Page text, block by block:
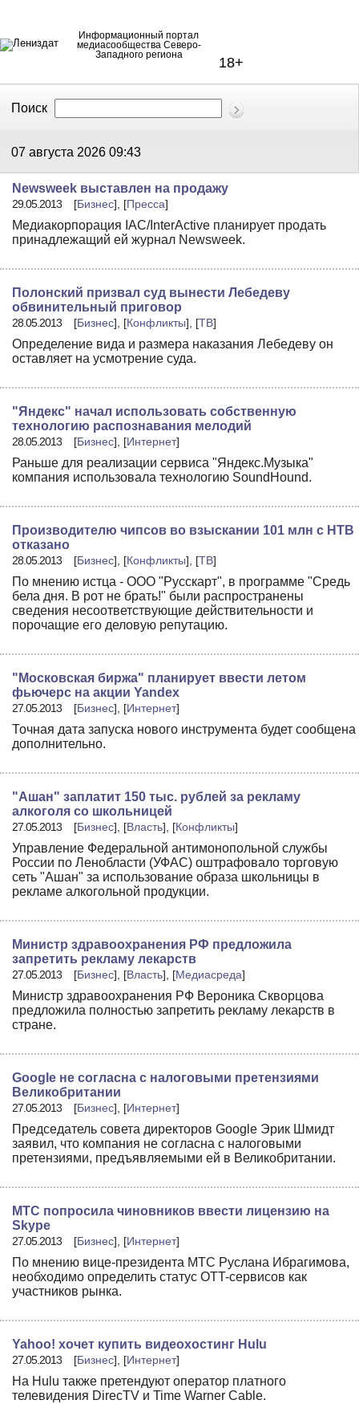
Информационный портал
медиасообщества Северо-
Западного региона
18+
Поиск
07 августа 2026 09:43
Newsweek выставлен на продажу
29.05.2013 [Бизнес], [Пресса]
Медиакорпорация IAC/InterActive планирует продать
принадлежащий ей журнал Newsweek.
Полонский призвал суд вынести Лебедеву
обвинительный приговор
28.05.2013 [Бизнес], [Конфликты], [ТВ]
Определение вида и размера наказания Лебедеву он
оставляет на усмотрение суда.
"Яндекс" начал использовать собственную
технологию распознавания мелодий
28.05.2013 [Бизнес], [Интернет]
Раньше для реализации сервиса "Яндекс.Музыка"
компания использовала технологию SoundHound.
Производителю чипсов во взыскании 101 млн с НТВ
отказано
28.05.2013 [Бизнес], [Конфликты], [ТВ]
По мнению истца - ООО "Русскарт", в программе "Средь
бела дня. В рот не брать!" были распространены
сведения несоответствующие действительности и
порочащие его деловую репутацию.
"Московская биржа" планирует ввести летом
фьючерс на акции Yandex
27.05.2013 [Бизнес], [Интернет]
Точная дата запуска нового инструмента будет сообщена
дополнительно.
"Ашан" заплатит 150 тыс. рублей за рекламу
алкоголя со школьницей
27.05.2013 [Бизнес], [Власть], [Конфликты]
Управление Федеральной антимонопольной службы
России по Ленобласти (УФАС) оштрафовало торговую
сеть "Ашан" за использование образа школьницы в
рекламе алкогольной продукции.
Министр здравоохранения РФ предложила
запретить рекламу лекарств
27.05.2013 [Бизнес], [Власть], [Медиасреда]
Министр здравоохранения РФ Вероника Скворцова
предложила полностью запретить рекламу лекарств в
стране.
Google не согласна с налоговыми претензиями
Великобритании
27.05.2013 [Бизнес], [Интернет]
Председатель совета директоров Google Эрик Шмидт
заявил, что компания не согласна с налоговыми
претензиями, предъявляемыми ей в Великобритании.
МТС попросила чиновников ввести лицензию на
Skype
27.05.2013 [Бизнес], [Интернет]
По мнению вице-президента МТС Руслана Ибрагимова,
необходимо определить статус OTT-сервисов как
участников рынка.
Yahoo! хочет купить видеохостинг Hulu
27.05.2013 [Бизнес], [Интернет]
На Hulu также претендуют оператор платного
телевидения DirecTV и Time Warner Cable.